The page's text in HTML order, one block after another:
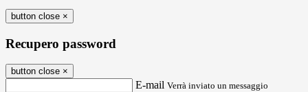
button close ×
Recupero password
button close ×
E-mail Verrà inviato un messaggio